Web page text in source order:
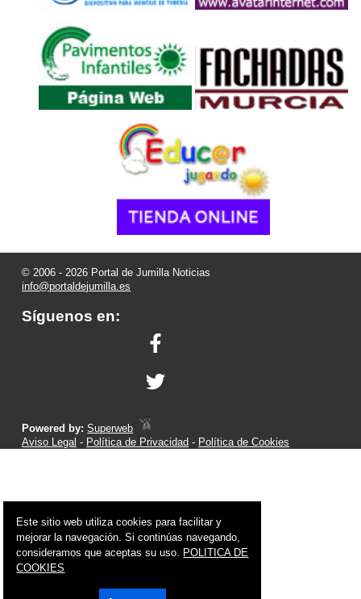
© 2006 - 2026 Portal de Jumilla Noticias
info@portaldejumilla.es
Síguenos en:
Powered by:Superweb
Aviso Legal - Política de Privacidad - Política de Cookies
Este sitio web utiliza cookies para facilitar y
mejorar la navegación. Si continúas navegando,
consideramos que aceptas su uso. POLITICA DE
COOKIES